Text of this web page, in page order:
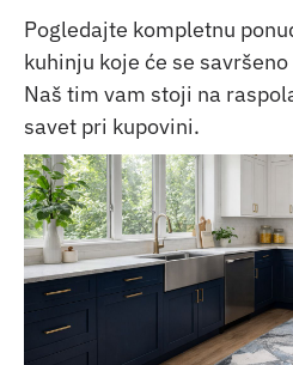
Pogledajte kompletnu
kuhinju koje će se
Naš tim vam stoji na
savet pri kupovini.